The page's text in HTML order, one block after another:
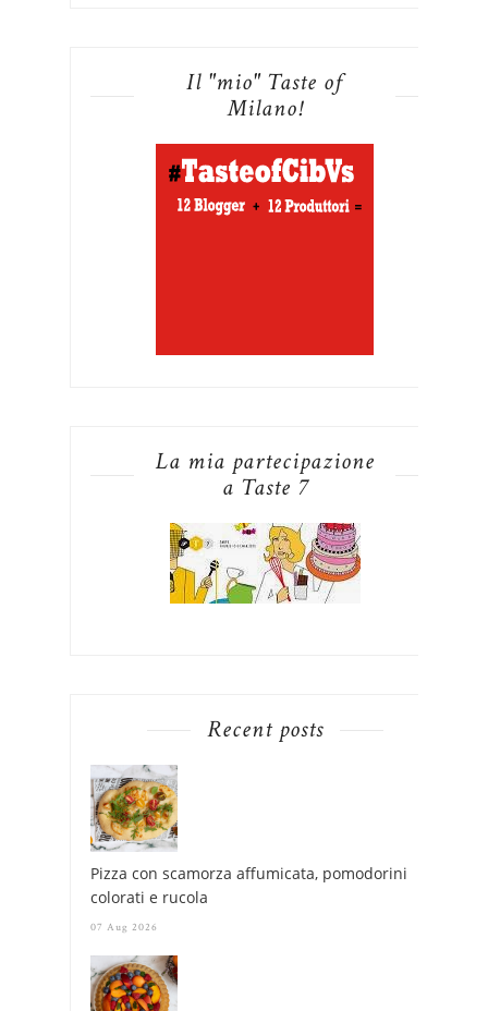
Il "mio" Taste of
Milano!
La mia partecipazione
a Taste 7
Recent posts
Pizza con scamorza affumicata, pomodorini
colorati e rucola
07 Aug 2026